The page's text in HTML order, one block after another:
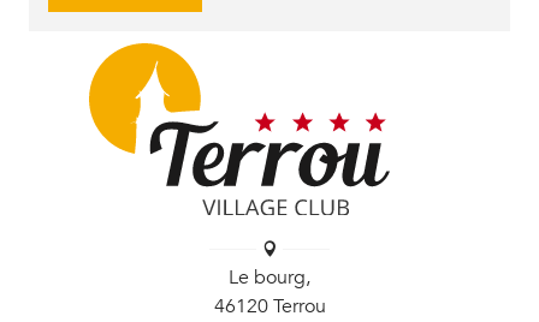
Le bourg,
46120 Terrou